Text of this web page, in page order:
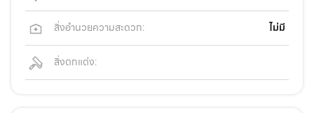
สิ่งอำนวยความสะดวก: ไม่มี
สิ่งตกแต่ง: